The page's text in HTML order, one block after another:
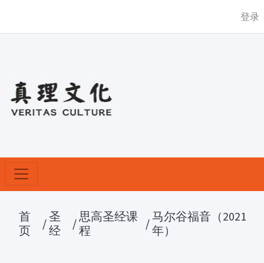
登录
首
页
/圣
经
/思高圣经课
程
/ 马尔谷福音（2021
年）